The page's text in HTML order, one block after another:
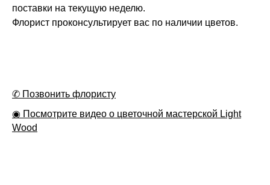
поставки на текущую неделю.
Флорист проконсультирует вас по наличии цветов.
✆ Позвонить флористу
◉ Посмотрите видео о цветочной мастерской Light
Wood